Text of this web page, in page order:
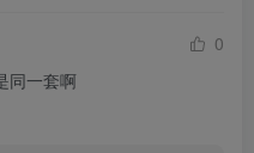
原创 温泉诊疗 [32P-168MB]
0
同一套啊